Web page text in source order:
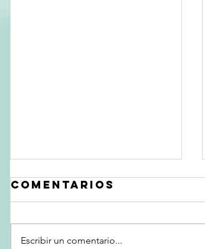
Comentarios
Escribir un comentario...